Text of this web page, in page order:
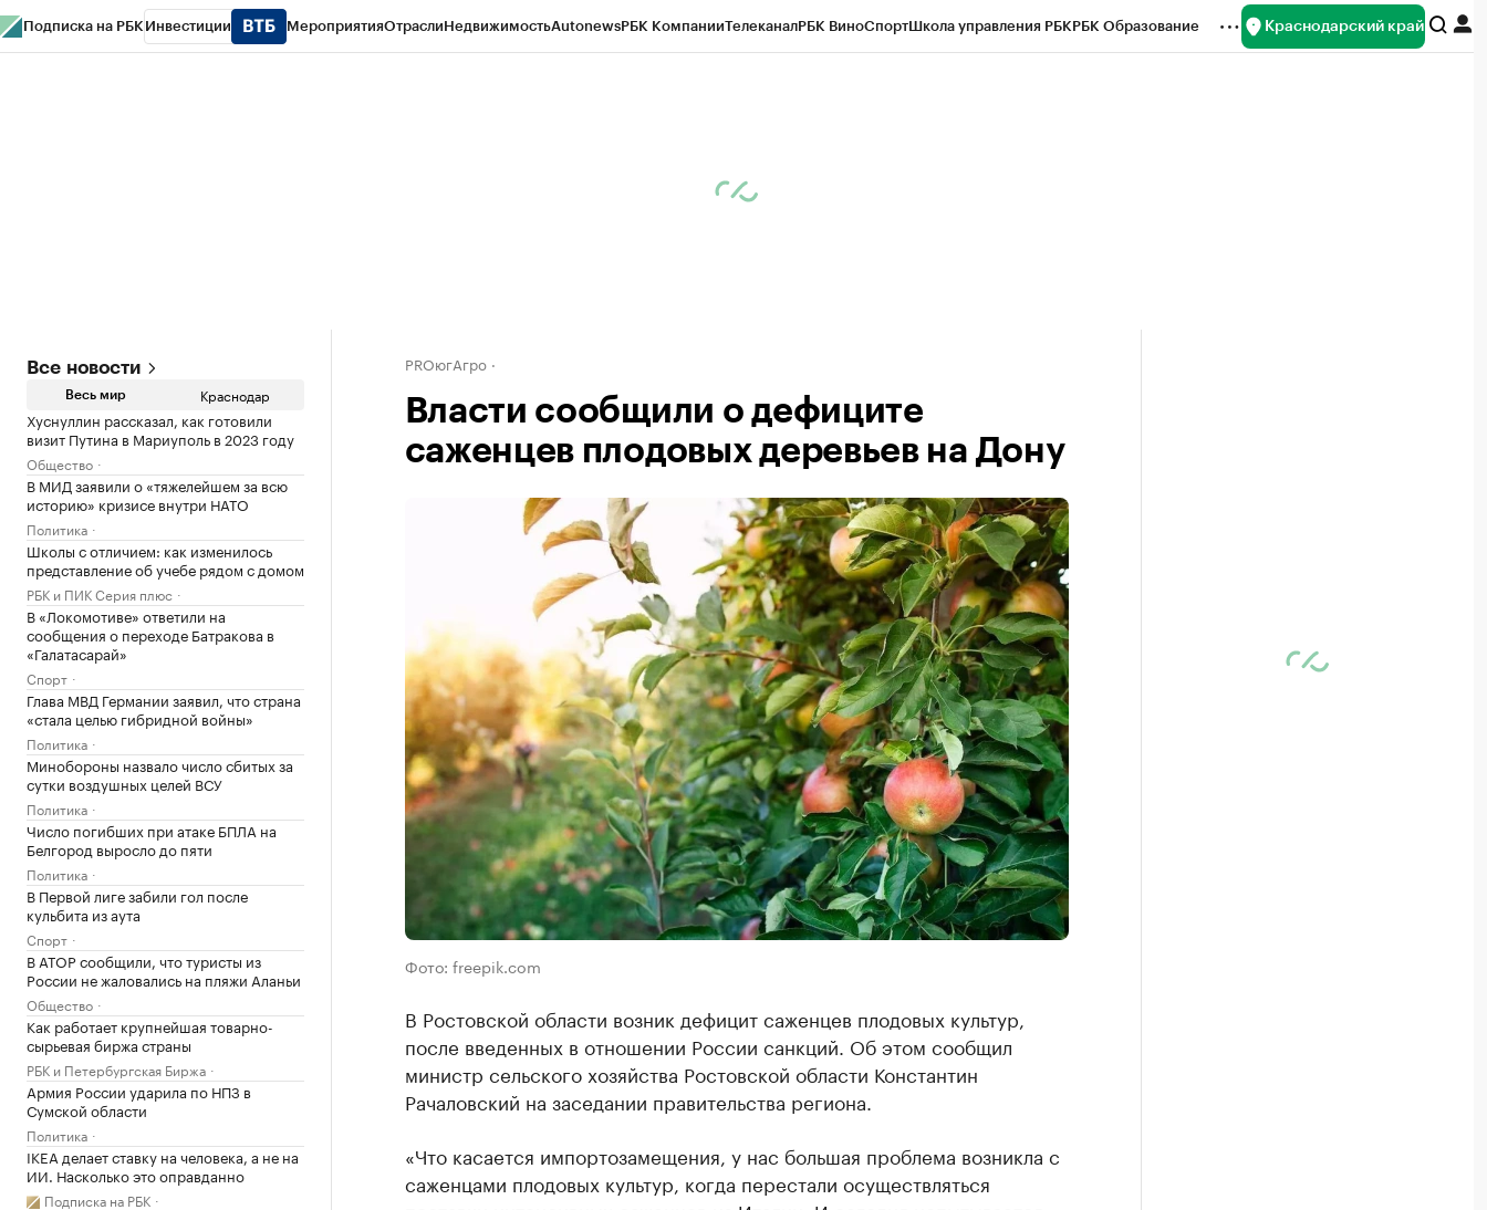
Подписка на РБК Инвестиции МероприятияОтраслиНедвижимостьAutonewsРБК КомпанииТелеканалРБК ВиноСпортШкола управления РБКРБК Образование Краснодарский край
Все новости
Весь мир Краснодар
Хуснуллин рассказал, как готовили
визит Путина в Мариуполь в 2023 году
Общество
В МИД заявили о «тяжелейшем за всю
историю» кризисе внутри НАТО
Политика
Школы с отличием: как изменилось
представление об учебе рядом с домом
РБК и ПИК Серия плюс
В «Локомотиве» ответили на
сообщения о переходе Батракова в
«Галатасарай»
Спорт
Глава МВД Германии заявил, что страна
«стала целью гибридной войны»
Политика
Минобороны назвало число сбитых за
сутки воздушных целей ВСУ
Политика
Число погибших при атаке БПЛА на
Белгород выросло до пяти
Политика
В Первой лиге забили гол после
кульбита из аута
Спорт
В АТОР сообщили, что туристы из
России не жаловались на пляжи Аланьи
Общество
Как работает крупнейшая товарно-
сырьевая биржа страны
РБК и Петербургская Биржа
Армия России ударила по НПЗ в
Сумской области
Политика
IKEA делает ставку на человека, а не на
ИИ. Насколько это оправданно
Подписка на РБК
PROюгАгро
Власти сообщили о дефиците
саженцев плодовых деревьев на Дону
Фото: freepik.com
В Ростовской области возник дефицит саженцев плодовых культур,
после введенных в отношении России санкций. Об этом сообщил
министр сельского хозяйства Ростовской области Константин
Рачаловский на заседании правительства региона.
«Что касается импортозамещения, у нас большая проблема возникла с
саженцами плодовых культур, когда перестали осуществляться